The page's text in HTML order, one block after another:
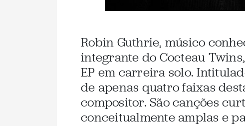
Robin Guthrie, músico
integrante do Cocteau
EP em carreira solo.
de apenas quatro faixas
compositor. São canções
conceitualmente amplas e